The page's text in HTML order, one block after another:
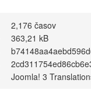
2,176 časov
363,21 kB
Joomla! 3